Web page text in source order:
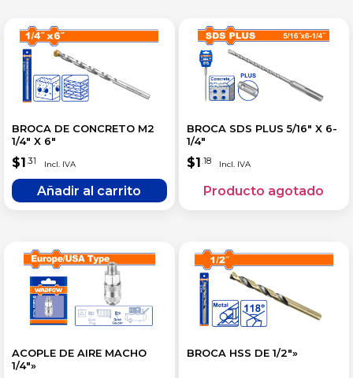
BROCA DE CONCRETO M2
1/4″ X 6″
$1 .31
BROCA SDS PLUS 5/16″ X 6-
1/4″
$1 .18
ACOPLE DE AIRE MACHO
1/4″»
BROCA HSS DE 1/2″»